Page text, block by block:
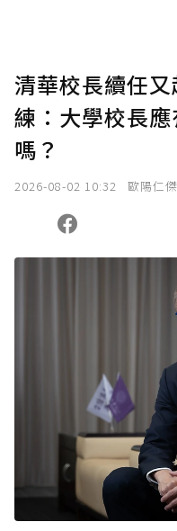
清華校長續任
練：大學校長
嗎？
2026-08-02 10:32 歐陽仁